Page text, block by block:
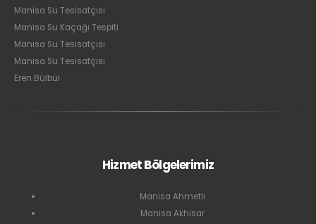
Manisa Su Tesisatçısı
Manisa Su Kaçağı Tespiti
Manisa Su Tesisatçısı
Manisa Su Tesisatçısı
Eren Bülbül
Hizmet Bölgelerimiz
Manisa Ahmetli
Manisa Akhisar